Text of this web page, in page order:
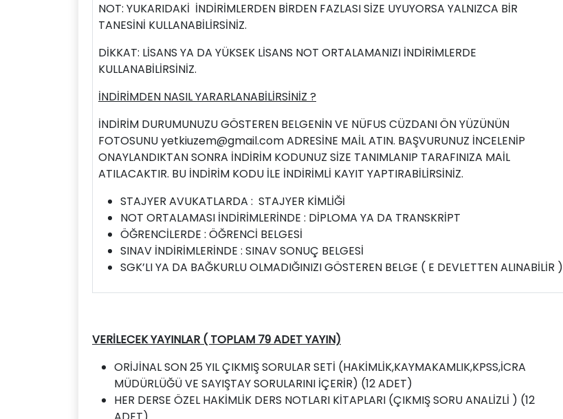
NOT: YUKARIDAKİ İNDİRİMLERDEN BİRDEN FAZLASI SİZE UYUYORSA YALNIZCA BİR
TANESİNİ KULLANABİLİRSİNİZ.
DİKKAT: LİSANS YA DA YÜKSEK LİSANS NOT ORTALAMANIZI İNDİRİMLERDE
KULLANABİLİRSİNİZ.
İNDİRİMDEN NASIL YARARLANABİLİRSİNİZ ?
İNDİRİM DURUMUNUZU GÖSTEREN BELGENİN VE NÜFUS CÜZDANI ÖN YÜZÜNÜN
FOTOSUNUyetkiuzem@gmail.comADRESİNE MAİL ATIN. BAŞVURUNUZ İNCELENİP
ONAYLANDIKTAN SONRA İNDİRİM KODUNUZ SİZE TANIMLANIP TARAFINIZA MAİL
ATILACAKTIR. BU İNDİRİM KODU İLE İNDİRİMLİ KAYIT YAPTIRABİLİRSİNİZ.
STAJYER AVUKATLARDA : STAJYER KİMLİĞİ
NOT ORTALAMASI İNDİRİMLERİNDE : DİPLOMA YA DA TRANSKRİPT
ÖĞRENCİLERDE : ÖĞRENCİ BELGESİ
SINAV İNDİRİMLERİNDE : SINAV SONUÇ BELGESİ
SGK’LI YA DA BAĞKURLU OLMADIĞINIZI GÖSTEREN BELGE ( E DEVLETTEN ALINABİLİR )
VERİLECEK YAYINLAR ( TOPLAM 79 ADET YAYIN)
ORİJİNAL SON 25 YIL ÇIKMIŞ SORULAR SETİ (HAKİMLİK,KAYMAKAMLIK,KPSS,İCRA
MÜDÜRLÜĞÜ VE SAYIŞTAY SORULARINI İÇERİR) (12 ADET)
HER DERSE ÖZEL HAKİMLİK DERS NOTLARI KİTAPLARI (ÇIKMIŞ SORU ANALİZLİ ) (12